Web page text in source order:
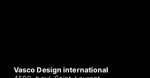
Vasco Design international